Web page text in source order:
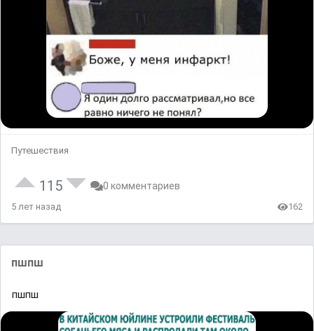
Путешествия
115 0 комментариев
5 лет назад 162
пшпш
пшпш